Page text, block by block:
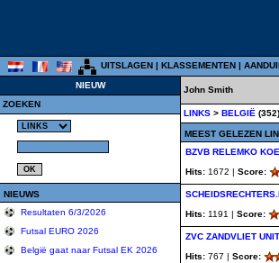
UITSLAGEN | KLASSEMENTEN |
NIEUW
ZOEKEN
NIEUWS
Resultaten 6/3/2026
Futsal EURO 2026
België gaat naar Futsal EK 2026
John Smith
LINKS > BELGIË
MEEST GELEZEN
BZVB RELEMKO
Hits: 1672 | Score:
Hits: 1191 | Score:
ZVC ZANDVLIET
Hits: 767 | Score: